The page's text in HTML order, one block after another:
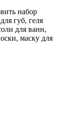
набор
губ, геля
для ванн,
маску для